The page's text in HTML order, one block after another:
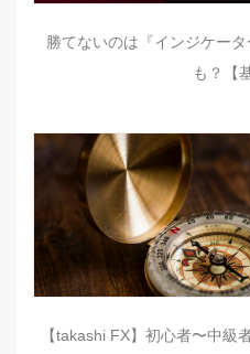
勝てないのは『インジケー
も？【
【takashi FX】初心者〜中級